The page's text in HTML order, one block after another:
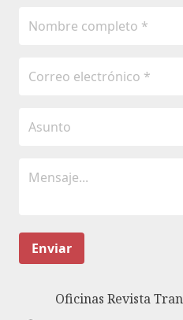
Enviar
Oficinas Revista